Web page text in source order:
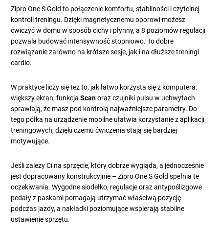
Zipro One S Gold to połączenie komfortu, stabilności i czytelnej
kontroli treningu. Dzięki magnetycznemu oporowi możesz
ćwiczyć w domu w sposób cichy i płynny, a 8 poziomów regulacji
pozwala budować intensywność stopniowo. To dobre
rozwiązanie zarówno na krótsze sesje, jak i na dłuższe treningi
cardio.
W praktyce liczy się też to, jak łatwo korzysta się z komputera:
większy ekran, funkcjaScanoraz czujniki pulsu w uchwytach
sprawiają, że masz pod kontrolą najważniejsze parametry. Do
tego półka na urządzenie mobilne ułatwia korzystanie z aplikacji
treningowych, dzięki czemu ćwiczenia stają się bardziej
motywujące.
Jeśli zależy Ci na sprzęcie, który dobrze wygląda, a jednocześnie
jest dopracowany konstrukcyjnie – Zipro One S Gold spełnia te
oczekiwania. Wygodne siodełko, regulacje oraz antypoślizgowe
pedały z paskami pomagają utrzymać właściwą pozycję
podczas jazdy, a nakładki poziomujące wspierają stabilne
ustawienie sprzętu.